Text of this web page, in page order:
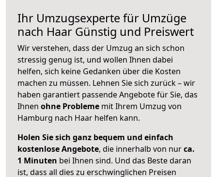
Ihr Umzugsexperte für Umzüge
nach Haar Günstig und Preiswert
Wir verstehen, dass der Umzug an sich schon
stressig genug ist, und wollen Ihnen dabei
helfen, sich keine Gedanken über die Kosten
machen zu müssen. Lehnen Sie sich zurück – wir
haben garantiert passende Angebote für Sie, das
Ihnen ohne Probleme mit Ihrem Umzug von
Hamburg nach Haar helfen kann.
Holen Sie sich ganz bequem und einfach
kostenlose Angebote, die innerhalb von nurca.
1 Minuten bei Ihnen sind. Und das Beste daran
ist, dass all dies zu erschwinglichen Preisen